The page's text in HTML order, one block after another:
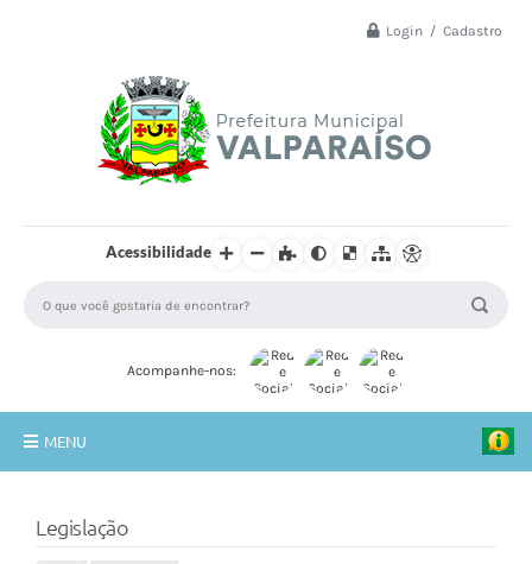
Login / Cadastro
Acessibilidade
Acompanhe-nos:
MENU
A Prefeitura
Legislação